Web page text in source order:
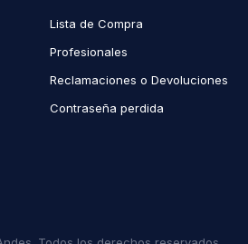
Lista de Compra
Profesionales
Reclamaciones o Devoluciones
Contraseña perdida